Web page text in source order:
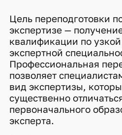
Цель переподготовки
экспертизе —
квалификации по
экспертной
Профессиональная
позволяет
вид экспертизы,
существенно
первоначального
эксперта.